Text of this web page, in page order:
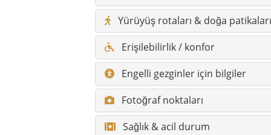
Tuhaf, farklı ve özel olan ne?
Tüm görülecek yerler
Tüm gizli cennetler
Bakırköy hakkında sık sorulan
Ana yerler kısa açıklamalarla